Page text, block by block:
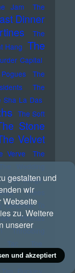
Jam
The
Dinner
The
Hang The
Capital
The
The
Sha La Das
The Soft
Stone
Velvet
Verve
The
The Wings
Thees
Seconds To
Thomas
Throbbing
Till
gestalten und
wir
Webseite
zu. Weitere
unserer
und akzeptiert